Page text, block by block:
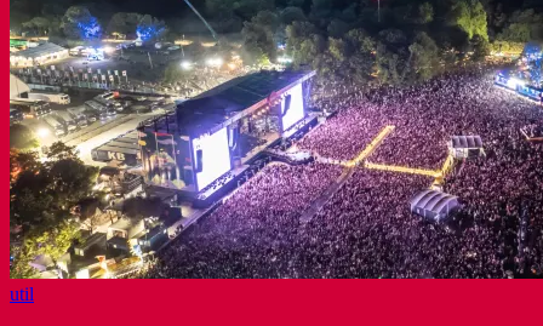
util